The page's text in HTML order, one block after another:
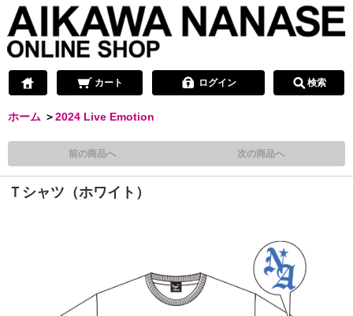
カート ログイン 検索
ホーム ＞2024 Live Emotion
前の商品へ 次の商品へ
Ｔシャツ（ホワイト）